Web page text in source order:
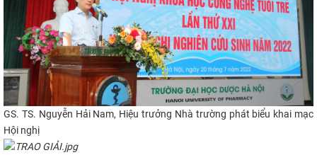
GS. TS. Nguyễn Hải Nam, Hiệu trưởng Nhà trường phát biểu khai mạc
Hội nghị